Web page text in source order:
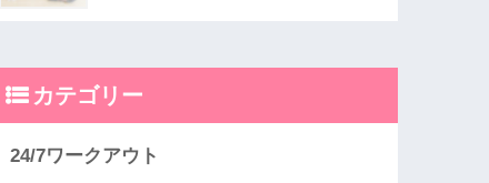
カテゴリー
24/7ワークアウト